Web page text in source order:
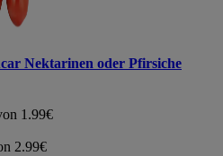
Nektarinen oder Pfirsiche
1.99€
2.99€